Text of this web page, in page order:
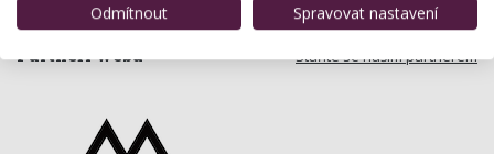
Staňte se naším partnerem
Partneři webu
Odmítnout
Spravovat nastavení